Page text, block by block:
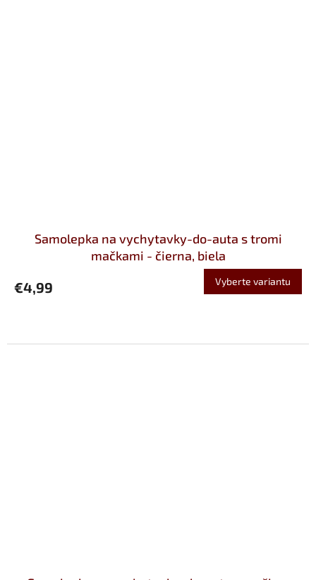
Samolepka na vychytavky-do-auta s tromi
mačkami - čierna, biela
€4,99 Vyberte variantu